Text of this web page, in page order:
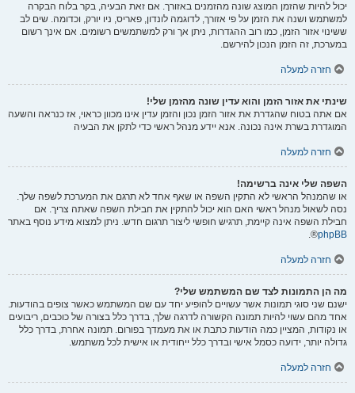
יכול להיות שהזמן המוצג שונה מהזמנים באזורך. אם זאת הבעיה, בקר בלוח הבקרה
למשתמש ושנה את הזמן על פי אזורך, לדוגמה לונדון, פאריס, ניו יורק, וכדומה. שים לב
ששינוי אזור הזמן, כמו רוב ההגדרות, ניתן אך ורק למשתמשים רשומים. אם אינך רשום
במערכת, זה הזמן הנכון להירשם.
חזרה למעלה
שינתי את אזור הזמן והוא עדין שונה מהזמן שלי!
אם אתה בטוח שהגדרת את אזור הזמן נכון והזמן עדין אינו מכוון כראוי, אז כנראה והשעה
המוגדרת בשרת אינה נכונה. אנא יידע מנהל ראשי כדי לתקן את הבעיה
חזרה למעלה
השפה שלי אינה ברשימה!
או שהמנהל הראשי לא התקין השפה או שאף אחד לא תרגם את המערכת לשפה שלך.
נסה לשאול מנהל ראשי האם הוא יכול להתקין את חבילת השפה שאתה צריך. אם
חבילת השפה אינה קיימת, תרגיש חופשי ליצור תרגום חדש. ניתן למצוא מידע נוסף באתר
phpBB
®.
חזרה למעלה
מה הן התמונות לצד שם המשתמש שלי?
ישנם שני סוגי תמונות אשר עשויים להופיע יחד עם שם המשתמש כאשר צופים בהודעות.
אחד מהם עשוי להיות תמונה הקשורה לדרגה שלך, בדרך כלל בצורה של כוכבים, ריבועים
או נקודות, המציין כמה הודעות כתבת או את מעמדך בפורום. תמונה אחרת, בדרך כלל
גדולה יותר, ידועה כסמל אישי ובדרך כלל ייחודית או אישית לכל משתמש.
חזרה למעלה